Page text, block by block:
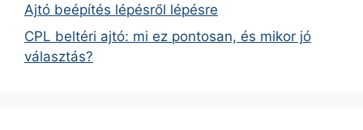
Ajtó beépítés lépésről lépésre
CPL beltéri ajtó: mi ez pontosan, és mikor jó
választás?